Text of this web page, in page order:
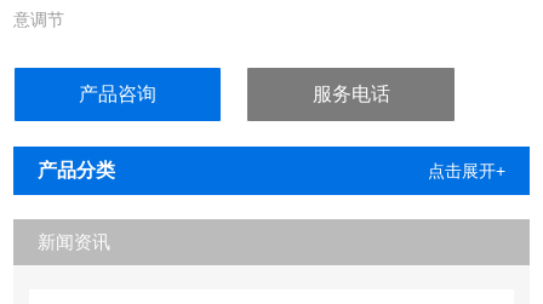
意调节
产品咨询 服务电话
产品分类 点击展开+
新闻资讯